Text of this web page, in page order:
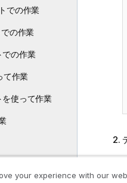
での作業
の作業
の作業
て作業
使って作業
your experience with our